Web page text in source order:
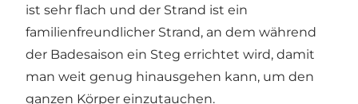
ist sehr flach und der Strand ist ein
familienfreundlicher Strand, an dem während
der Badesaison ein Steg errichtet wird, damit
man weit genug hinausgehen kann, um den
ganzen Körper einzutauchen.